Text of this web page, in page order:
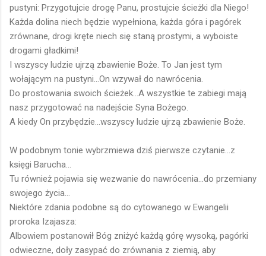
pustyni: Przygotujcie drogę Panu, prostujcie ścieżki dla Niego!
Każda dolina niech będzie wypełniona, każda góra i pagórek
zrównane, drogi kręte niech się staną prostymi, a wyboiste
drogami gładkimi!
I wszyscy ludzie ujrzą zbawienie Boże. To Jan jest tym
wołającym na pustyni...On wzywał do nawrócenia.
Do prostowania swoich ścieżek...A wszystkie te zabiegi mają
nasz przygotować na nadejście Syna Bożego.
A kiedy On przybędzie...wszyscy ludzie ujrzą zbawienie Boże.
W podobnym tonie wybrzmiewa dziś pierwsze czytanie...z
księgi Barucha...
Tu również pojawia się wezwanie do nawrócenia...do przemiany
swojego życia...
Niektóre zdania podobne są do cytowanego w Ewangelii
proroka Izajasza:
Albowiem postanowił Bóg zniżyć każdą górę wysoką, pagórki
odwieczne, doły zasypać do zrównania z ziemią, aby